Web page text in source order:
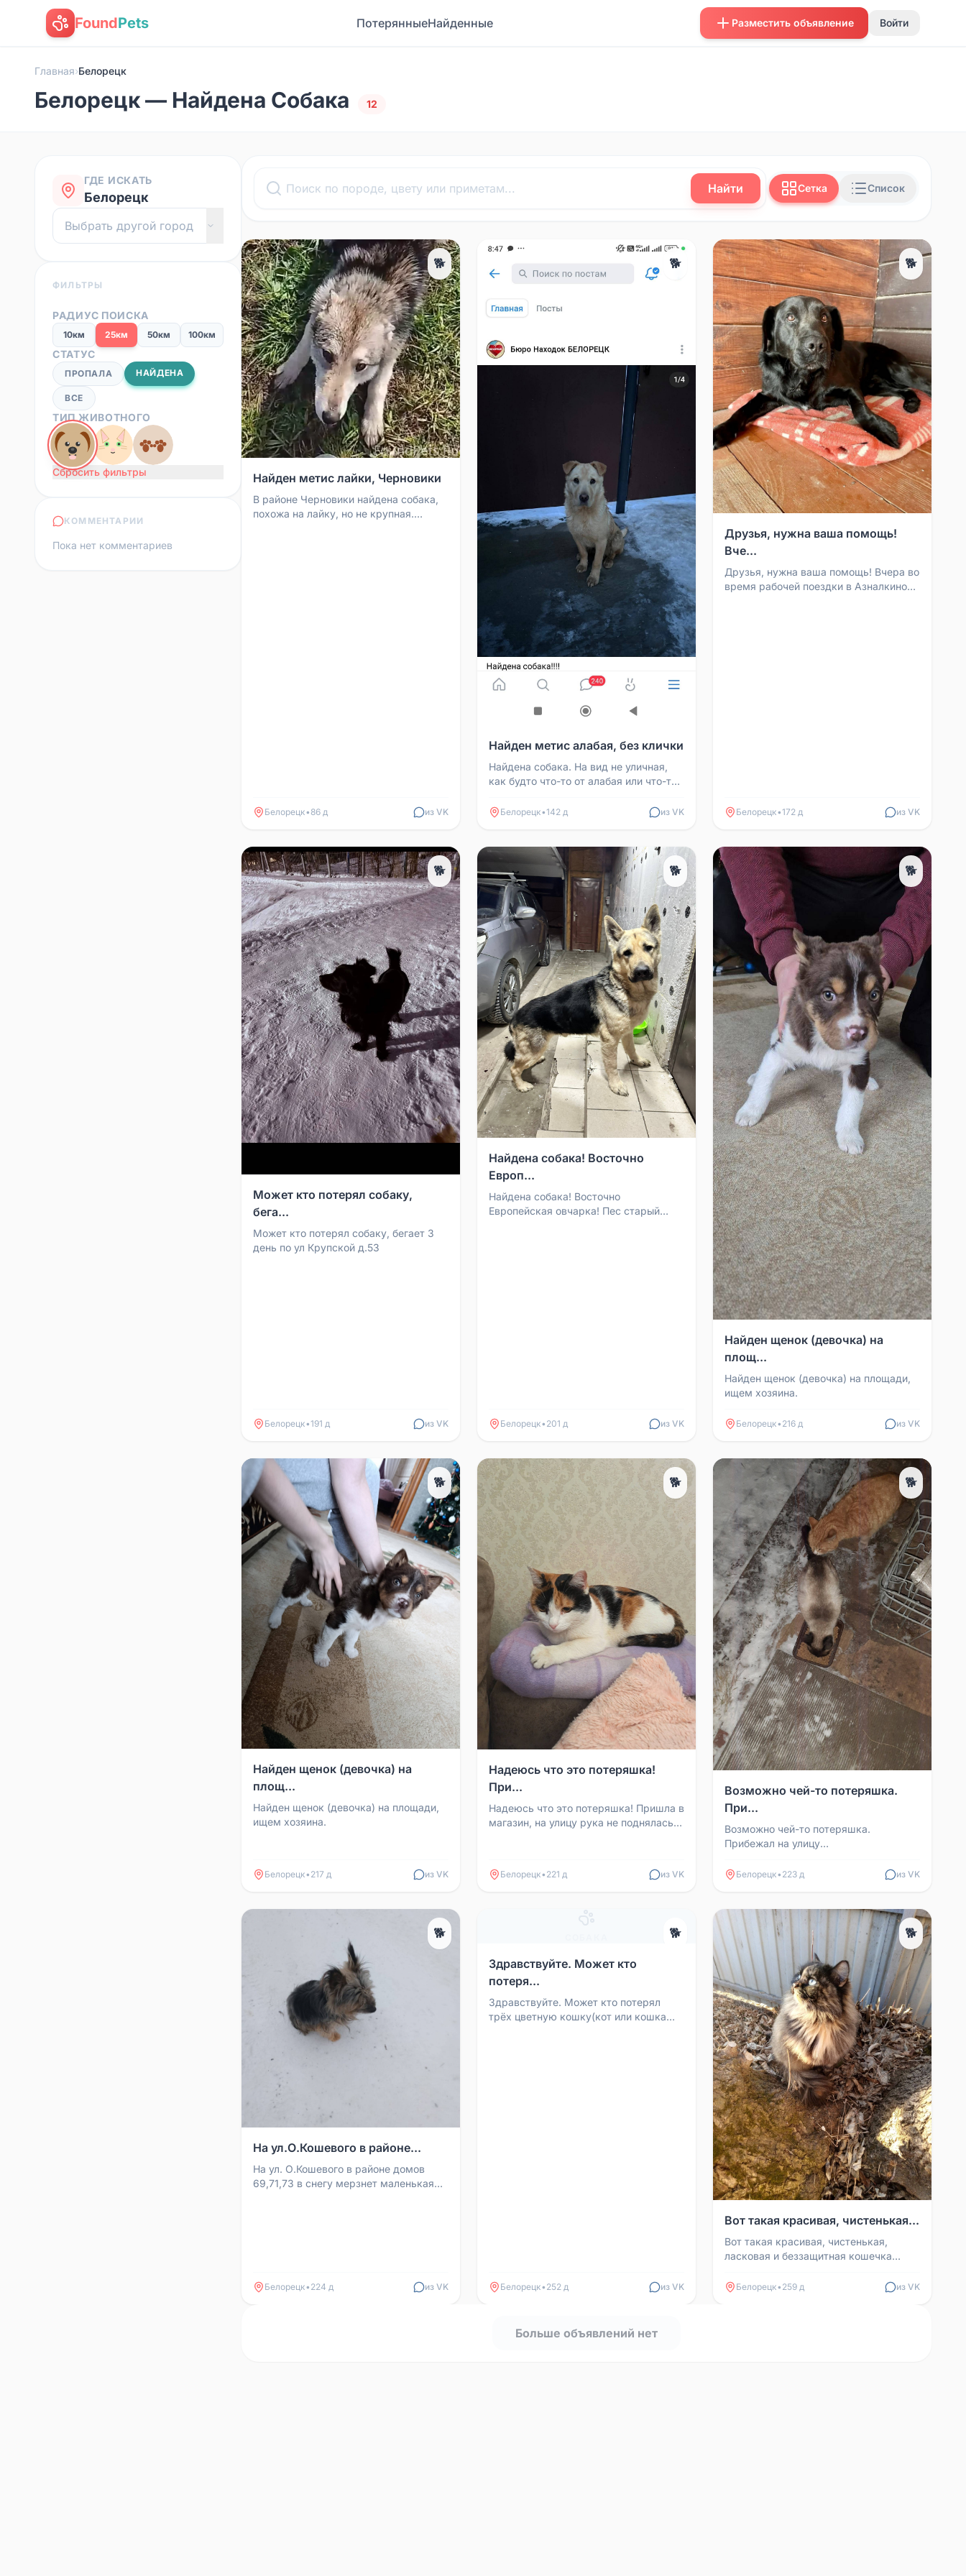
FoundPets ПотерянныеНайденные Разместить объявление Войти
Главная›Белорецк
Белорецк — Найдена Собака 12
ГДЕ ИСКАТЬ
Белорецк
ФИЛЬТРЫ
РАДИУС ПОИСКА
10км 25км 50км 100км
СТАТУС
ПРОПАЛА НАЙДЕНА
ВСЕ
ТИП ЖИВОТНОГО
Сбросить фильтры
КОММЕНТАРИИ
Пока нет комментариев
Найти Сетка Список
🐕
Найден метис лайки, Черновики
В районе Черновики найдена собака,
похожа на лайку, но не крупная.
Белорецк• 86 д из VK
🐕
Найден метис алабая, без клички
Найдена собака. На вид не уличная,
как будто что-то от алабая или что-то
Белорецк•142 д из VK
🐕
Друзья, нужна ваша помощь!
Вче...
Друзья, нужна ваша помощь! Вчера во
время рабочей поездки в Азналкино
Белорецк•172 д из VK
🐕
Может кто потерял собаку,
бега...
Может кто потерял собаку, бегает 3
день по ул Крупской д.53
Белорецк•191 д из VK
🐕
Найдена собака! Восточно
Европ...
Найдена собака! Восточно
Европейская овчарка! Пес старый
Белорецк• 201 д из VK
🐕
Найден щенок (девочка) на
площ...
Найден щенок (девочка) на площади,
ищем хозяина.
Белорецк• 216 д из VK
🐕
Найден щенок (девочка) на
площ...
Найден щенок (девочка) на площади,
ищем хозяина.
Белорецк• 217 д из VK
🐕
Надеюсь что это потеряшка!
При...
Надеюсь что это потеряшка! Пришла в
магазин, на улицу рука не поднялась
Белорецк• 221 д из VK
🐕
Возможно чей-то потеряшка.
При...
Возможно чей-то потеряшка.
Прибежал на улицу
ласковый. Приютить ни постоянно ни
Белорецк• 223 д из VK
🐕
На ул.О.Кошевого в районе...
На ул. О.Кошевого в районе домов
69,71,73 в снегу мерзнет маленькая
Белорецк• 224 д из VK
🐕
Здравствуйте. Может кто
потеря...
Здравствуйте. Может кто потерял
трёх цветную кошку(кот или кошка
Белорецк• 252 д из VK
🐕
Вот такая красивая, чистенькая...
Вот такая красивая, чистенькая,
ласковая и беззащитная кошечка
кто-нибудь потерял? Вче...
Белорецк• 259 д из VK
Больше объявлений нет